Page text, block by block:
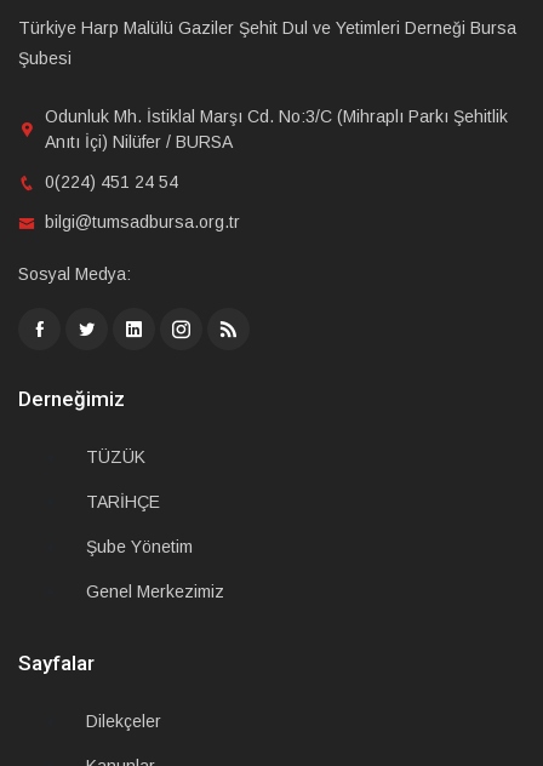
Türkiye Harp Malülü Gaziler Şehit Dul ve Yetimleri Derneği Bursa
Şubesi
Odunluk Mh. İstiklal Marşı Cd. No:3/C (Mihraplı Parkı Şehitlik
Anıtı İçi) Nilüfer / BURSA
0(224) 451 24 54
bilgi@tumsadbursa.org.tr
Sosyal Medya:
Derneğimiz
TÜZÜK
TARİHÇE
Şube Yönetim
Genel Merkezimiz
Sayfalar
Dilekçeler